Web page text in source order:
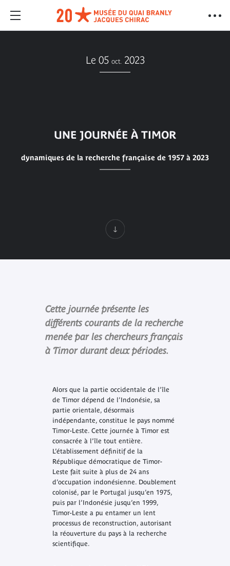
Le 05 oct. 2023
UNE JOURNÉE À TIMOR
dynamiques de la recherche française de 1957 à 2023
Cette journée présente les
différents courants de la recherche
menée par les chercheurs français
à Timor durant deux périodes.
Alors que la partie occidentale de l’île
de Timor dépend de l’Indonésie, sa
partie orientale, désormais
indépendante, constitue le pays nommé
Timor-Leste. Cette journée à Timor est
consacrée à l’île tout entière.
L’établissement définitif de la
République démocratique de Timor-
Leste fait suite à plus de 24 ans
d’occupation indonésienne. Doublement
colonisé, par le Portugal jusqu’en 1975,
puis par l’Indonésie jusqu’en 1999,
Timor-Leste a pu entamer un lent
processus de reconstruction, autorisant
la réouverture du pays à la recherche
scientifique.